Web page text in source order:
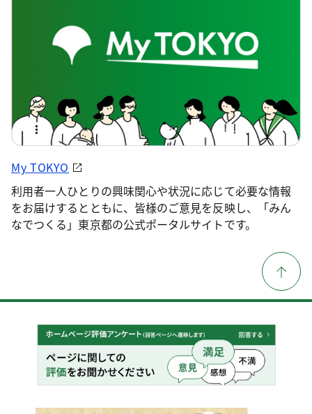
My TOKYO
利用者一人ひとりの興味関心や状況に応じて必要な情報
をお届けするとともに、皆様のご意見を反映し、「みん
なでつくる」東京都の公式ポータルサイトです。